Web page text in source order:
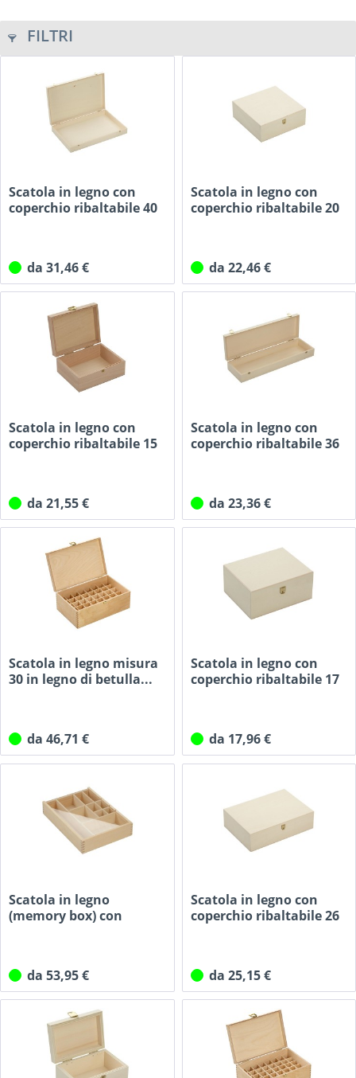
FILTRI
Scatola in legno con
coperchio ribaltabile 40
da 31,46 €
Scatola in legno con
coperchio ribaltabile 20
da 22,46 €
Scatola in legno con
coperchio ribaltabile 15
da 21,55 €
Scatola in legno con
coperchio ribaltabile 36
da 23,36 €
Scatola in legno misura
30 in legno di betulla...
da 46,71 €
Scatola in legno con
coperchio ribaltabile 17
da 17,96 €
Scatola in legno
(memory box) con
da 53,95 €
Scatola in legno con
coperchio ribaltabile 26
da 25,15 €